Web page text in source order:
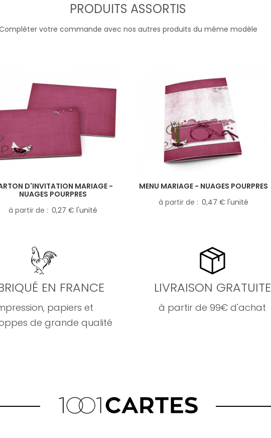
PRODUITS ASSORTIS
votre commande avec nos autres produits du même modèle
D'INVITATION MARIAGE -
NUAGES POURPRES
à partir de
0,27 € l'unité
MENU MARIAGE - NUAGES POURPRES
à partir de
0,47 € l'unité
EN FRANCE
papiers et
de grande qualité
LIVRAISON GRATUITE
à partir de 99€ d'achat